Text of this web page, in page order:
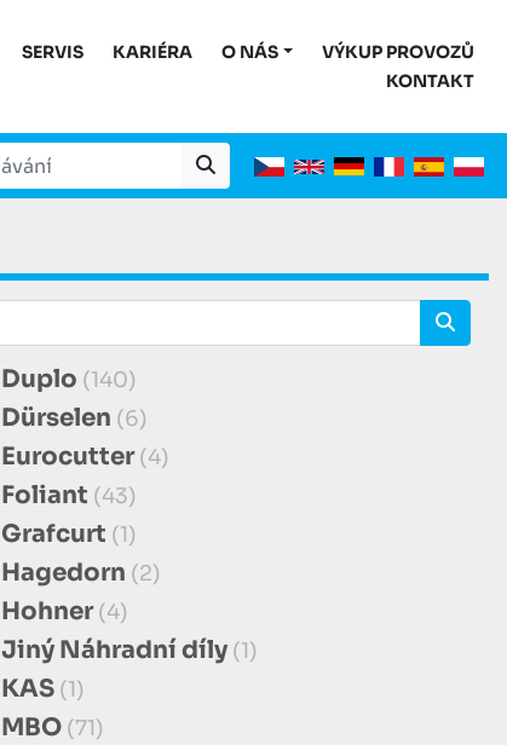
SERVIS KARIÉRA O NÁS
VÝKUP PROVOZŮ
KONTAKT
Duplo (140)
Dürselen (6)
Eurocutter(4)
Foliant (43)
Grafcurt (1)
Hagedorn (2)
Hohner(4)
Jiný Náhradní díly (1)
KAS (1)
MBO (71)